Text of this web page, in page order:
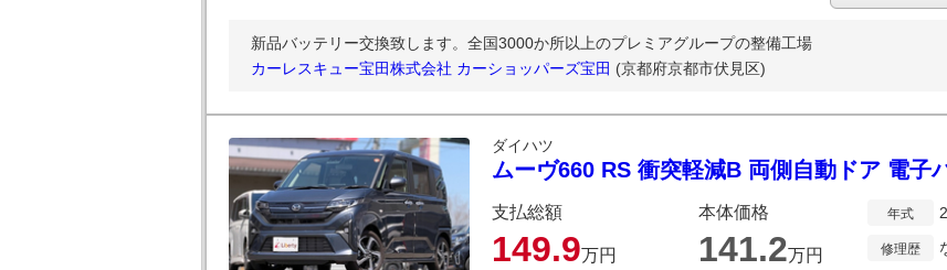
新品バッテリー交換致します。全国3000か所以上のプレミアグループの整備工場
カーレスキュー宝田株式会社 カーショッパーズ宝田 (京都府京都市伏見区)
ダイハツ
ムーヴ660 RS 衝突軽減B 両側自動ドア 電子
支払総額
149.9万円
本体価格
141.2万円
年式
修理歴